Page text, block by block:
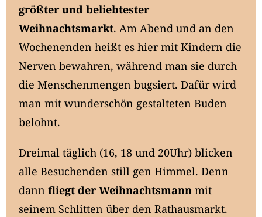
größter und beliebtester
Weihnachtsmarkt. Am Abend und an den
Wochenenden heißt es hier mit Kindern die
Nerven bewahren, während man sie durch
die Menschenmengen bugsiert. Dafür wird
man mit wunderschön gestalteten Buden
belohnt.
Dreimal täglich (16, 18 und 20Uhr) blicken
alle Besuchenden still gen Himmel. Denn
dann fliegt der Weihnachtsmannmit
seinem Schlitten über den Rathausmarkt.